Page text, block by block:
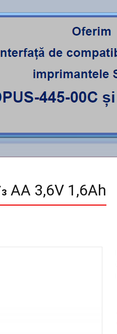
AA 3,6V 1,6Ah